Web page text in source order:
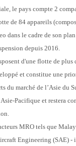
le pays compte 2
de 84 appareils
dans le cadre de son
depuis 2016.
d'une flotte de plus
et constitue une
du marché de l’Asie du
Pacifique et restera
MRO tels que
Engineering (SAE) -